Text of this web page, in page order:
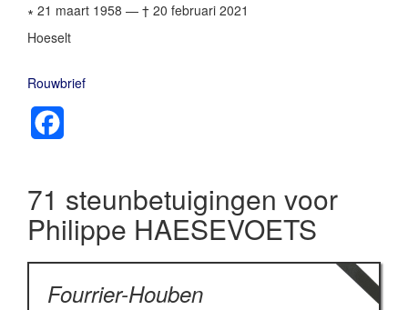
∗ 21 maart 1958 — † 20 februari 2021
Hoeselt
Rouwbrief
71 steunbetuigingen voor
Philippe HAESEVOETS
Fourrier-Houben